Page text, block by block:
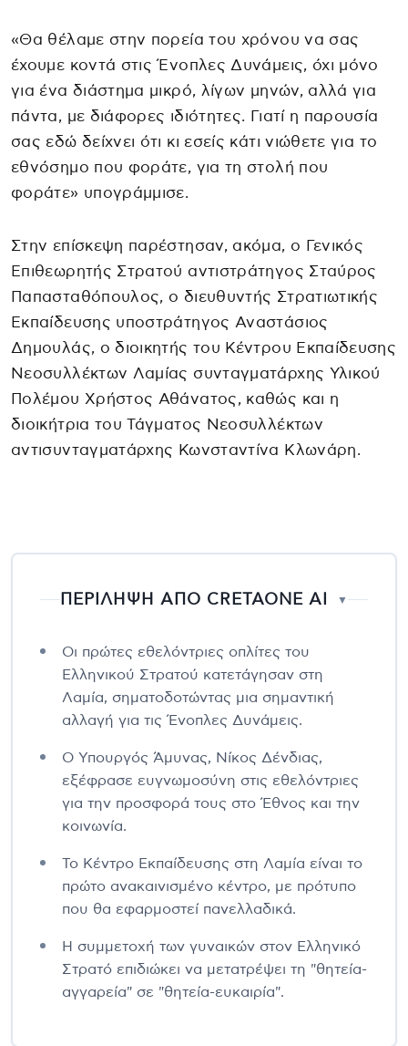
«Θα θέλαμε στην πορεία του χρόνου να σας
έχουμε κοντά στις Ένοπλες Δυνάμεις, όχι μόνο
για ένα διάστημα μικρό, λίγων μηνών, αλλά για
πάντα, με διάφορες ιδιότητες. Γιατί η παρουσία
σας εδώ δείχνει ότι κι εσείς κάτι νιώθετε για το
εθνόσημο που φοράτε, για τη στολή που
φοράτε» υπογράμμισε.
Στην επίσκεψη παρέστησαν, ακόμα, ο Γενικός
Επιθεωρητής Στρατού αντιστράτηγος Σταύρος
Παπασταθόπουλος, ο διευθυντής Στρατιωτικής
Εκπαίδευσης υποστράτηγος Αναστάσιος
Δημουλάς, ο διοικητής του Κέντρου Εκπαίδευσης
Νεοσυλλέκτων Λαμίας συνταγματάρχης Υλικού
Πολέμου Χρήστος Αθάνατος, καθώς και η
διοικήτρια του Τάγματος Νεοσυλλέκτων
αντισυνταγματάρχης Κωνσταντίνα Κλωνάρη.
ΠΕΡΙΛΗΨΗ ΑΠΟ CRETAONE AI ▼
Οι πρώτες εθελόντριες οπλίτες του
Ελληνικού Στρατού κατετάγησαν στη
Λαμία, σηματοδοτώντας μια σημαντική
αλλαγή για τις Ένοπλες Δυνάμεις.
Ο Υπουργός Άμυνας, Νίκος Δένδιας,
εξέφρασε ευγνωμοσύνη στις εθελόντριες
για την προσφορά τους στο Έθνος και την
κοινωνία.
Το Κέντρο Εκπαίδευσης στη Λαμία είναι το
πρώτο ανακαινισμένο κέντρο, με πρότυπο
που θα εφαρμοστεί πανελλαδικά.
Η συμμετοχή των γυναικών στον Ελληνικό
Στρατό επιδιώκει να μετατρέψει τη "θητεία-
αγγαρεία" σε "θητεία-ευκαιρία".